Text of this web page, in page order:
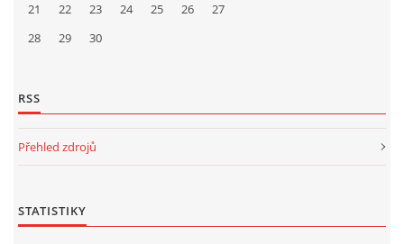
21
22 23 24 25 26
27
28
29 30
RSS
Přehled zdrojů
STATISTIKY